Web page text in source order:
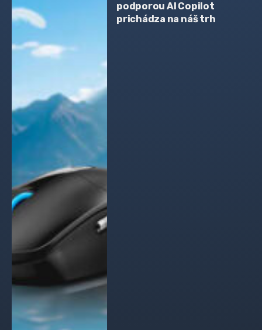
podporou AI Copilot
prichádza na náš trh